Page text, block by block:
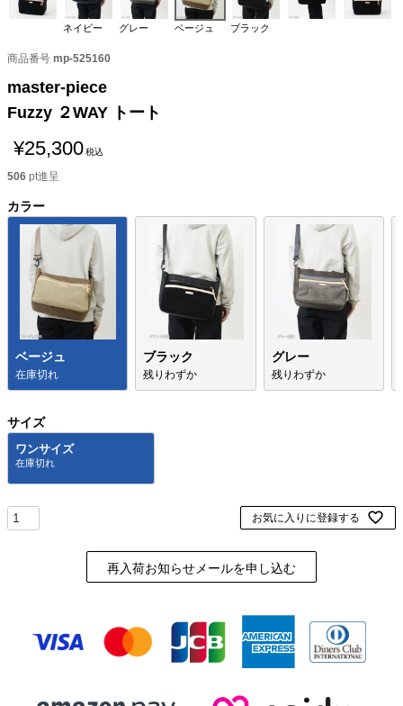
ネイビー グレー ベージュ ブラック
商品番号 mp-525160
master-piece
Fuzzy ２WAY トート
¥25,300税込
506 pt進呈
カラー
ベージュ
在庫切れ
ブラック
残りわずか
グレー
残りわずか
サイズ
ワンサイズ
お気に入りに登録する
再入荷お知らせメールを申し込む